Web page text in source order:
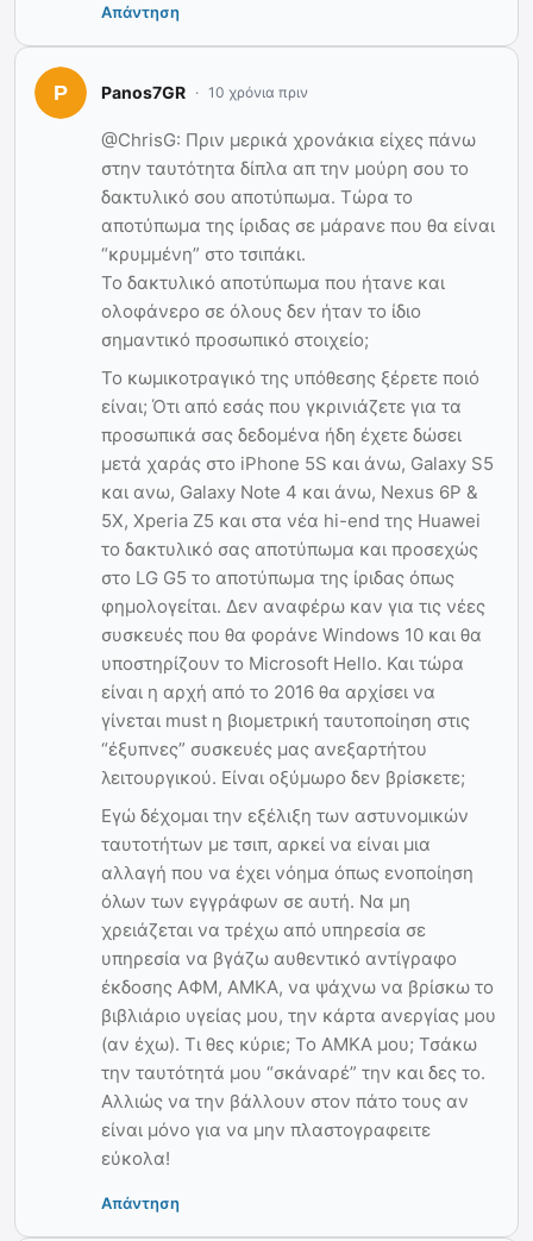
Απάντηση
Panos7GR 10 χρόνια πριν
@ChrisG: Πριν μερικά χρονάκια είχες πάνω
στην ταυτότητα δίπλα απ την μούρη σου το
δακτυλικό σου αποτύπωμα. Τώρα το
αποτύπωμα της ίριδας σε μάρανε που θα είναι
“κρυμμένη” στο τσιπάκι.
Το δακτυλικό αποτύπωμα που ήτανε και
ολοφάνερο σε όλους δεν ήταν το ίδιο
σημαντικό προσωπικό στοιχείο;
Το κωμικοτραγικό της υπόθεσης ξέρετε ποιό
είναι; Ότι από εσάς που γκρινιάζετε για τα
προσωπικά σας δεδομένα ήδη έχετε δώσει
μετά χαράς στο iPhone 5S και άνω, Galaxy S5
και ανω, Galaxy Note 4 και άνω, Nexus 6P &
5X, Xperia Z5 και στα νέα hi-end της Huawei
το δακτυλικό σας αποτύπωμα και προσεχώς
στο LG G5 το αποτύπωμα της ίριδας όπως
φημολογείται. Δεν αναφέρω καν για τις νέες
συσκευές που θα φοράνε Windows 10 και θα
υποστηρίζουν το Microsoft Hello. Και τώρα
είναι η αρχή από το 2016 θα αρχίσει να
γίνεται must η βιομετρική ταυτοποίηση στις
“έξυπνες” συσκευές μας ανεξαρτήτου
λειτουργικού. Είναι οξύμωρο δεν βρίσκετε;
Εγώ δέχομαι την εξέλιξη των αστυνομικών
ταυτοτήτων με τσιπ, αρκεί να είναι μια
αλλαγή που να έχει νόημα όπως ενοποίηση
όλων των εγγράφων σε αυτή. Να μη
χρειάζεται να τρέχω από υπηρεσία σε
υπηρεσία να βγάζω αυθεντικό αντίγραφο
έκδοσης ΑΦΜ, ΑΜΚΑ, να ψάχνω να βρίσκω το
βιβλιάριο υγείας μου, την κάρτα ανεργίας μου
(αν έχω). Τι θες κύριε; Το ΑΜΚΑ μου; Τσάκω
την ταυτότητά μου “σκάναρέ” την και δες το.
Αλλιώς να την βάλλουν στον πάτο τους αν
είναι μόνο για να μην πλαστογραφειτε
εύκολα!
Απάντηση